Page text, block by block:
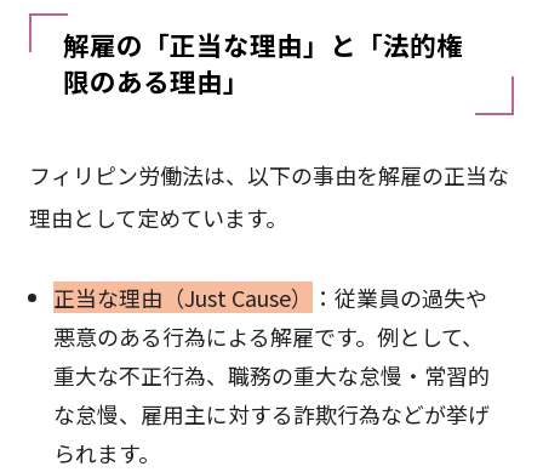
解雇の「正当な理由」と「法的権
限のある理由」
フィリピン労働法は、以下の事由を解雇の正当な
理由として定めています。
正当な理由（Just Cause）
：従業員の過失や
悪意のある行為による解雇です。例として、
重大な不正行為、職務の重大な怠慢・常習的
な怠慢、雇用主に対する詐欺行為などが挙げ
られます。